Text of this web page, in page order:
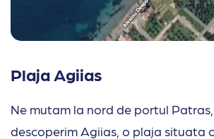
Plaja Agiias
Ne mutam la nord de portul
descoperim Agiias, o plaja situata